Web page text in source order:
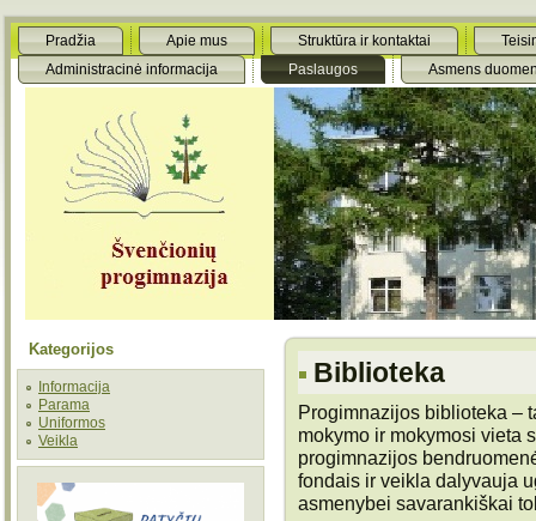
Pradžia Apie mus Struktūra ir kontaktai
Administracinė informacija
Paslaugos Asmens
Kategorijos
Informacija
Parama
Uniformos
Veikla
Biblioteka
Progimnazijos biblioteka –
mokymo ir mokymosi vieta
progimnazijos
fondais ir veikla dalyvauja
asmenybei savarankiškai